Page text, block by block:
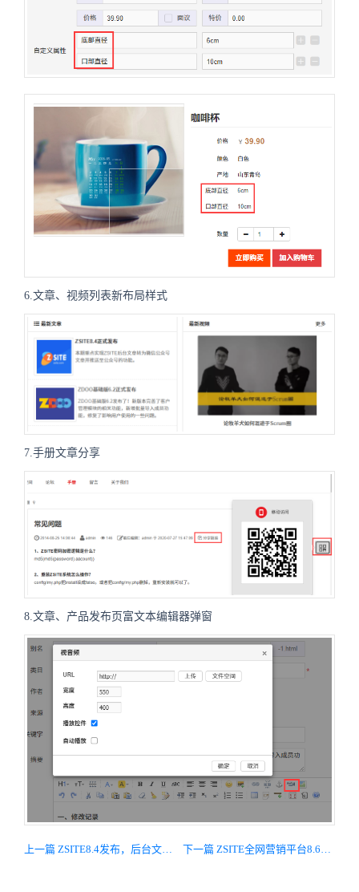
6.文章、视频列表新布局样式
7.手册文章分享
8.文章、产品发布页富文本编辑器弹窗
上一篇 ZSITE8.4发布，后台文章可直接转微信公众号格式并推送至公众号后台 下一篇 ZSITE全网营销平台8.6发布了！实现分站点存储附件、操作日志等功能，修复主要Bug